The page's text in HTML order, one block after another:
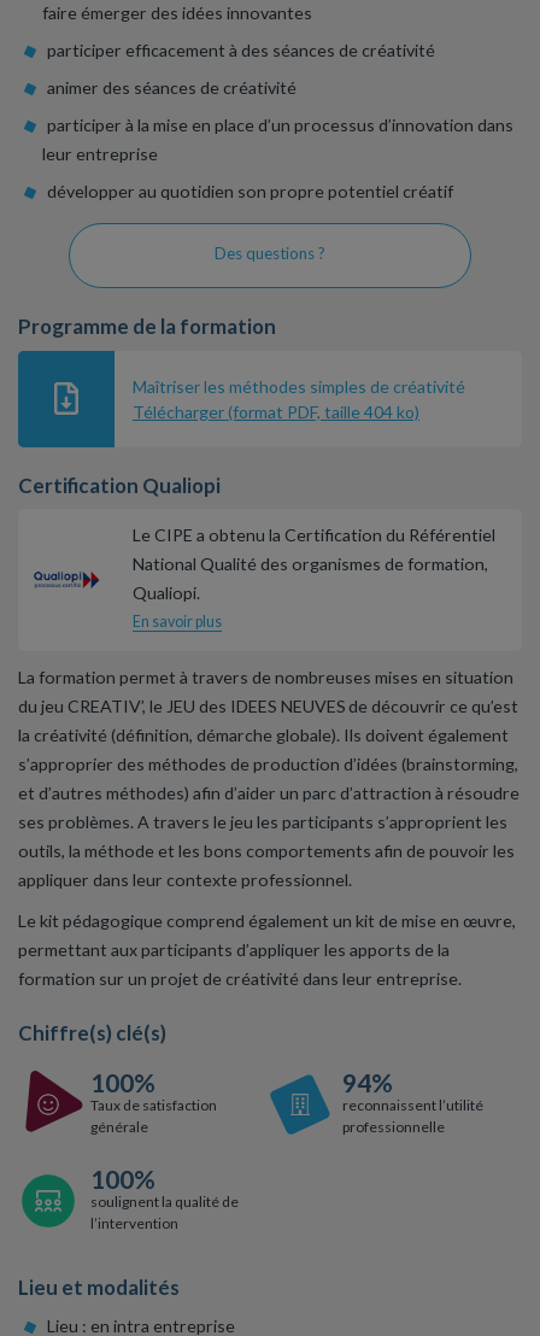
faire émerger des idées innovantes
participer efficacement à des séances de créativité
animer des séances de créativité
participer à la mise en place d’un processus d’innovation dans
leur entreprise
développer au quotidien son propre potentiel créatif
Des questions ?
Programme de la formation
Maîtriser les méthodes simples de créativité
Télécharger (format PDF, taille 404 ko)
Certification Qualiopi
Le CIPE a obtenu la Certification du Référentiel
National Qualité des organismes de formation,
Qualiopi.
En savoir plus
La formation permet à travers de nombreuses mises en situation
du jeu CREATIV’, le JEU des IDEES NEUVES de découvrir ce qu’est
la créativité (définition, démarche globale). Ils doivent également
s’approprier des méthodes de production d’idées (brainstorming,
et d’autres méthodes) afin d’aider un parc d’attraction à résoudre
ses problèmes. A travers le jeu les participants s’approprient les
outils, la méthode et les bons comportements afin de pouvoir les
appliquer dans leur contexte professionnel.
Le kit pédagogique comprend également un kit de mise en œuvre,
permettant aux participants d’appliquer les apports de la
formation sur un projet de créativité dans leur entreprise.
Chiffre(s) clé(s)
100%
Taux de satisfaction
générale
94%
reconnaissent l’utilité
professionnelle
100%
soulignent la qualité de
l’intervention
Lieu et modalités
Lieu : en intra entreprise